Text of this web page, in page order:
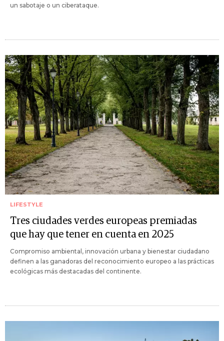
un sabotaje o un ciberataque.
LIFESTYLE
Tres ciudades verdes europeas premiadas
que hay que tener en cuenta en 2025
Compromiso ambiental, innovación urbana y bienestar ciudadano
definen a las ganadoras del reconocimiento europeo a las prácticas
ecológicas más destacadas del continente.